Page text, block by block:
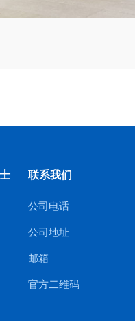
联系我们
公司电话
公司地址
邮箱
官方二维码